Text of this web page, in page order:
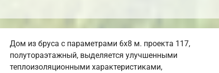
Дом из бруса с параметрами 6х8 м. проекта 117,
полутораэтажный, выделяется улучшенными
теплоизоляционными характеристиками,